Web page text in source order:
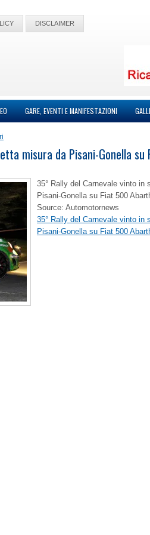
DISCLAIMER
GARE, EVENTI E MANIFESTAZIONI
misura da Pisani-Gonella su
35° Rally del Carnevale vinto in
Pisani-Gonella su Fiat 500
Source: Automotornews
35° Rally del Carnevale vinto in
Pisani-Gonella su Fiat 500